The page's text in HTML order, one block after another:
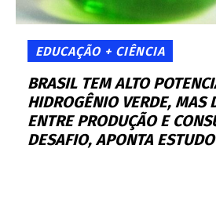
EDUCAÇÃO + CIÊNCIA
BRASIL TEM ALTO
HIDROGÊNIO VERDE, MAS
ENTRE PRODUÇÃO E
DESAFIO, APONTA ESTUDO